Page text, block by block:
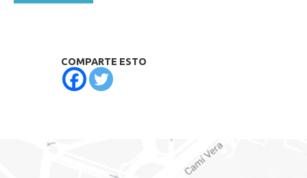
COMPARTE ESTO